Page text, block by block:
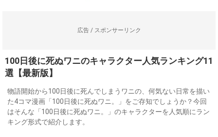
広告 / スポンサーリンク
100日後に死ぬワニのキャラクター人気ランキング11
選【最新版】
物語開始から100日後に死んでしまうワニの、何気ない日常を描い
た4コマ漫画「100日後に死ぬワニ。」をご存知でしょうか？今回
はそんな「100日後に死ぬワニ。」のキャラクターを人気順にラン
キング形式で紹介します。